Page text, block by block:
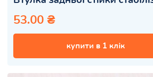
53.00 ₴
купити в 1 клік